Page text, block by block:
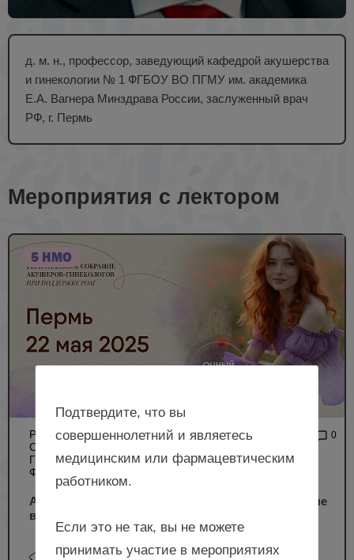
д. м. н., профессор, заведующий кафедрой акушерства
и гинекологии № 1 ФГБОУ ВО ПГМУ им. академика
Е.А. Вагнера Минздрава России, заслуженный врач
РФ, г. Пермь
Мероприятия с лектором
5 НМО
РЕГИОНАЛЬНОЕ
СОБРАНИЕ АКУШЕРОВ-
ГИНЕКОЛОГОВ (ОЧНЫЙ
ФОРМАТ)
0
Акушерство и гинекология: новые реалии – новые
возможности, г. Пермь
Подтвердите, что вы
совершеннолетний и являетесь
медицинским или фармацевтическим
работником.
Если это не так, вы не можете
принимать участие в мероприятиях